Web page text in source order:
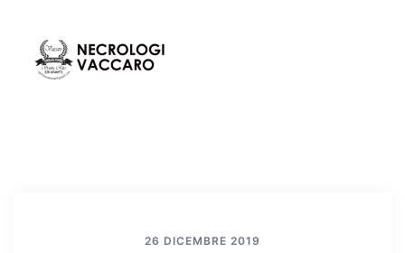
contenuto
26 DICEMBRE 2019